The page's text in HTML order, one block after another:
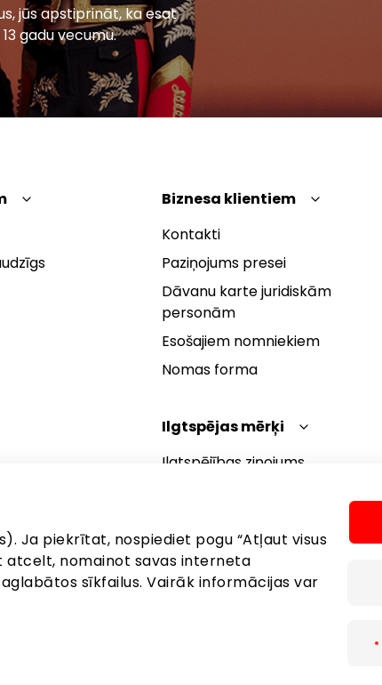
Ja piekrītat, nospiediet pogu “Atļaut visus
atcelt, nomainot savas interneta
sīkfailus. Vairāk informācijas var
jūs apstiprināt, ka esat
gadu vecumu.
Biznesa klientiem
Kontakti
Paziņojums presei
Dāvanu karte juridiskām
personām
Esošajiem nomniekiem
Nomas forma
Ilgtspējas mērķi
Ilgtspējības ziņojums